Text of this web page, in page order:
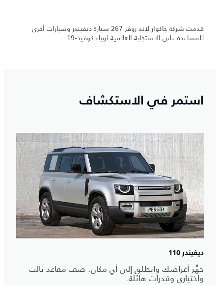
قدمت شركة جاكوار لاند روڤر 267 سيارة ديفيندر وسيارات أخرى
للمساعدة على الاستجابة العالمية لوباء كوفيد-19.
استمر في الاستكشاف
ديفيندر 110
جهِّز أغراضك وانطلق إلى أي مكان. صف مقاعد ثالث
واختياري وقدرات هائلة.